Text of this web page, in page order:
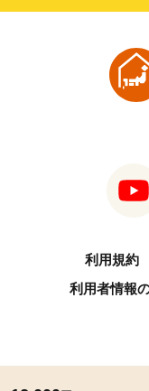
利用規約
利用者情報